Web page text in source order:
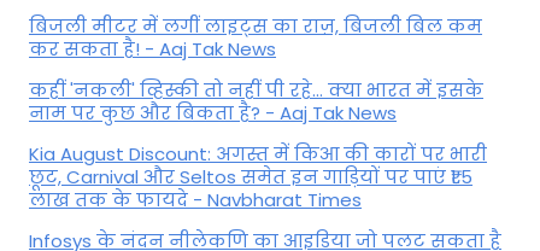
बिजली मीटर में लगीं लाइट्स का राज़, बिजली बिल कम
कर सकता है! - Aaj Tak News
कहीं 'नकली' व्हिस्की तो नहीं पी रहे... क्या भारत में इसके
नाम पर कुछ और बिकता है? - Aaj Tak News
Kia August Discount: अगस्त में किआ की कारों पर भारी
छूट, Carnival और Seltos समेत इन गाड़ियों पर पाएं ₹1.5
लाख तक के फायदे - Navbharat Times
Infosys के नंदन नीलेकणि का आइडिया जो पलट सकता है